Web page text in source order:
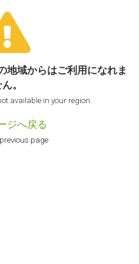
地域からはご利用になれま
。
available in your region.
ジへ戻る
page